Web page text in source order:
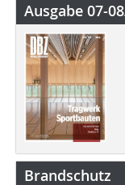
Ausgabe 07-
Brandschutz